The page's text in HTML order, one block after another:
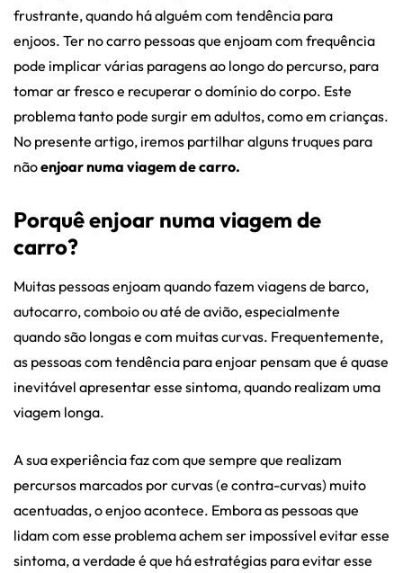
frustrante, quando há alguém com tendência para
enjoos. Ter no carro pessoas que enjoam com frequência
pode implicar várias paragens ao longo do percurso, para
tomar ar fresco e recuperar o domínio do corpo. Este
problema tanto pode surgir em adultos, como em crianças.
No presente artigo, iremos partilhar alguns truques para
nãoenjoar numa viagem de carro.
Porquê enjoar numa viagem de
carro?
Muitas pessoas enjoam quando fazem viagens de barco,
autocarro, comboio ou até de avião, especialmente
quando são longas e com muitas curvas. Frequentemente,
as pessoas com tendência para enjoar pensam que é quase
inevitável apresentar esse sintoma, quando realizam uma
viagem longa.
A sua experiência faz com que sempre que realizam
percursos marcados por curvas (e contra-curvas) muito
acentuadas, o enjoo acontece. Embora as pessoas que
lidam com esse problema achem ser impossível evitar esse
sintoma, a verdade é que há estratégias para evitar esse